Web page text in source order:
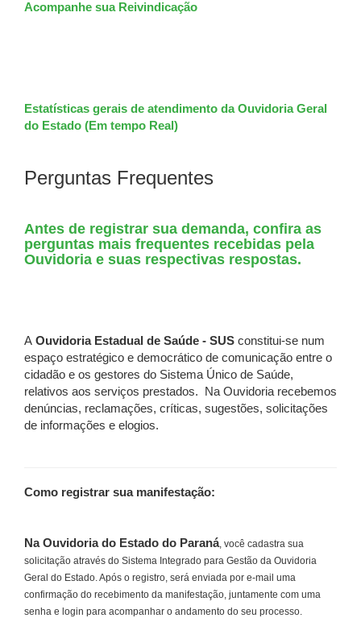
Acompanhe sua Reivindicação
Estatísticas gerais de atendimento da Ouvidoria Geral
do Estado (Em tempo Real)
Perguntas Frequentes
Antes de registrar sua demanda, confira as
perguntas mais frequentes recebidas pela
Ouvidoria e suas respectivas respostas.
A Ouvidoria Estadual de Saúde - SUS constitui-se num
espaço estratégico e democrático de comunicação entre o
cidadão e os gestores do Sistema Único de Saúde,
relativos aos serviços prestados. Na Ouvidoria recebemos
denúncias, reclamações, críticas, sugestões, solicitações
de informações e elogios.
Como registrar sua manifestação:
Na Ouvidoria do Estado do Paraná, você cadastra sua
solicitação através do Sistema Integrado para Gestão da Ouvidoria
Geral do Estado. Após o registro, será enviada por e-mail uma
confirmação do recebimento da manifestação, juntamente com uma
senha e login para acompanhar o andamento do seu processo.